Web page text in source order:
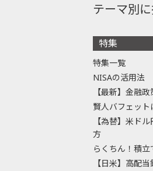
テーマ別
特集
特集一覧
NISAの活用法
【最新】金融
賢人バフェット
【為替】米ド
方
らくちん！積
【日米】高配